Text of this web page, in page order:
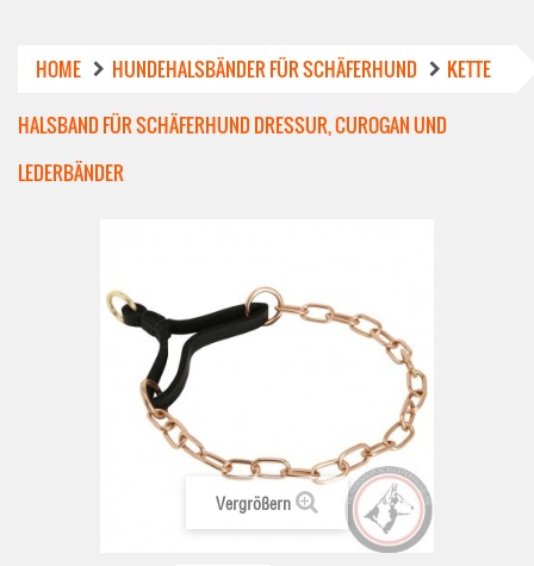
HOME HUNDEHALSBÄNDER FÜR SCHÄFERHUND
KETTE
HALSBAND FÜR SCHÄFERHUND DRESSUR, CUROGAN UND
LEDERBÄNDER
Vergrößern